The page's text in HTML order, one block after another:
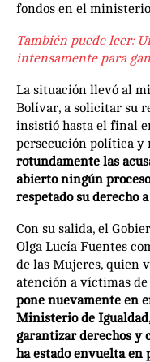
fondos en el
También puede leer:
intensamente para
La situación llevó al
Bolívar, a solicitar su
insistió hasta el final
persecución política y
rotundamente las
abierto ningún
respetado su derecho
Con su salida, el
Olga Lucía Fuentes
de las Mujeres, quien
atención a víctimas
pone nuevamente en
Ministerio de
garantizar derechos y
ha estado envuelta en